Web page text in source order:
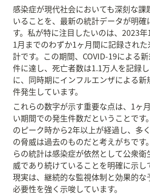
感染症が現代社会においても深刻な課
いることを、最新の統計データが明確
す。私が特に注目したいのは、2023
1月までのわずか1ヶ月間に記録され
計です。この期間、COVID-19による
件に達し、死亡者数は1.1万人を記録
に、同時期にインフルエンザによる新
件発生しています。
これらの数字が示す重要な点は、1ヶ
い期間での発生件数だということです
のピーク時から2年以上が経過し、多
の脅威は過去のものだと考えがちです
らの統計は感染症が依然として公衆衛
威であり続けていることを明確に示し
現実は、継続的な監視体制と効果的な
必要性を強く示唆しています。